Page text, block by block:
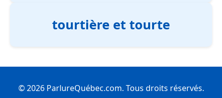
tourtière et tourte
© 2026 ParlureQuébec.com. Tous droits réservés.